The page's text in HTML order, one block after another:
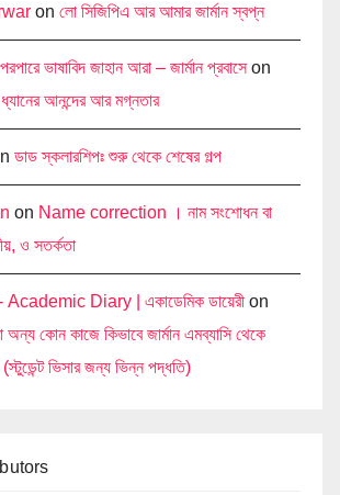
on লো সিজিপিএ আর আমার জার্মান স্বপ্ন
ভাষাবিদ জাহান আরা – জার্মান প্রবাসেon
আনন্দের আর মগ্নতার
ডাড স্কলারশিপঃ শুরু থেকে শেষের গল্প
on Name correction । নাম সংশোধন বা
ও সতর্কতা
- Academic Diary | একাডেমিক ডায়েরী on
অন্য কোন কাজে কিভাবে জার্মান এমব্যাসি থেকে
(স্টুডেন্ট ভিসার জন্য ভিন্ন পদ্ধতি)